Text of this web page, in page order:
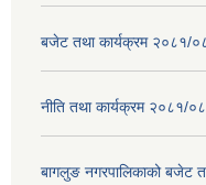
बजेट तथा कार्यक्रम २०८१/
नीति तथा कार्यक्रम २०८१/
बागलुङ नगरपालिकाको बजेट